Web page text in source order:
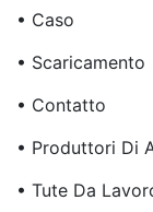
• Caso
• Scaricamento
• Contatto
• Produttori Di
• Tute Da